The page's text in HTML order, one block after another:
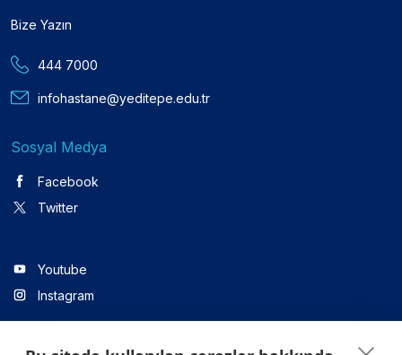
Bize Yazın
444 7000
infohastane@yeditepe.edu.tr
Sosyal Medya
Facebook
Twitter
Youtube
Instagram